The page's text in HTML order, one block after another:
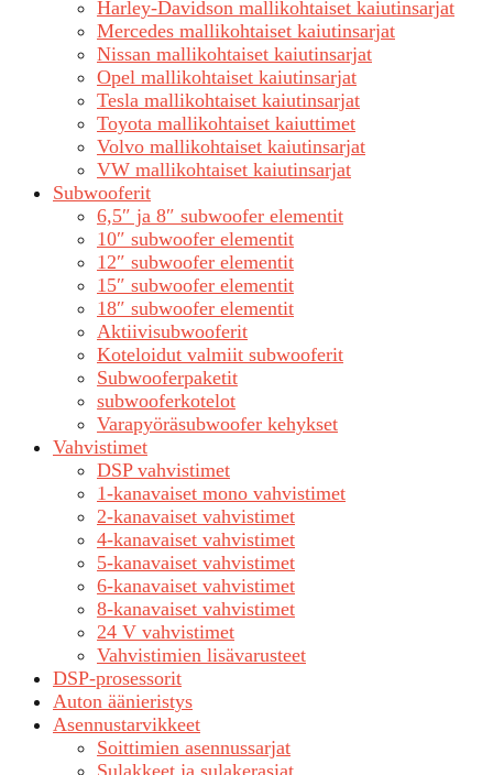
Harley-Davidson mallikohtaiset kaiutinsarjat
Mercedes mallikohtaiset kaiutinsarjat
Nissan mallikohtaiset kaiutinsarjat
Opel mallikohtaiset kaiutinsarjat
Tesla mallikohtaiset kaiutinsarjat
Toyota mallikohtaiset kaiuttimet
Volvo mallikohtaiset kaiutinsarjat
VW mallikohtaiset kaiutinsarjat
Subwooferit
6,5″ ja 8″ subwoofer elementit
10″ subwoofer elementit
12″ subwoofer elementit
15″ subwoofer elementit
18″ subwoofer elementit
Aktiivisubwooferit
Koteloidut valmiit subwooferit
Subwooferpaketit
subwooferkotelot
Varapyöräsubwoofer kehykset
Vahvistimet
DSP vahvistimet
1-kanavaiset mono vahvistimet
2-kanavaiset vahvistimet
4-kanavaiset vahvistimet
5-kanavaiset vahvistimet
6-kanavaiset vahvistimet
8-kanavaiset vahvistimet
24 V vahvistimet
Vahvistimien lisävarusteet
DSP-prosessorit
Auton äänieristys
Asennustarvikkeet
Soittimien asennussarjat
Sulakkeet ja sulakerasiat